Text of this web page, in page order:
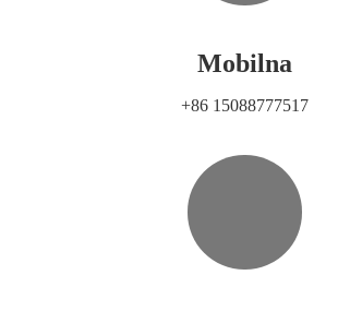
Mobilna
+86 15088777517